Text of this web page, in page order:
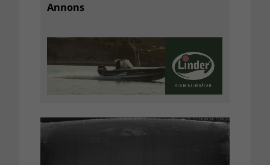
Annons